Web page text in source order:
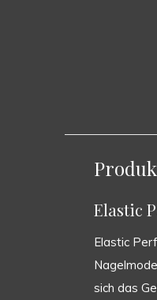
Elastic
Elastic
sich das